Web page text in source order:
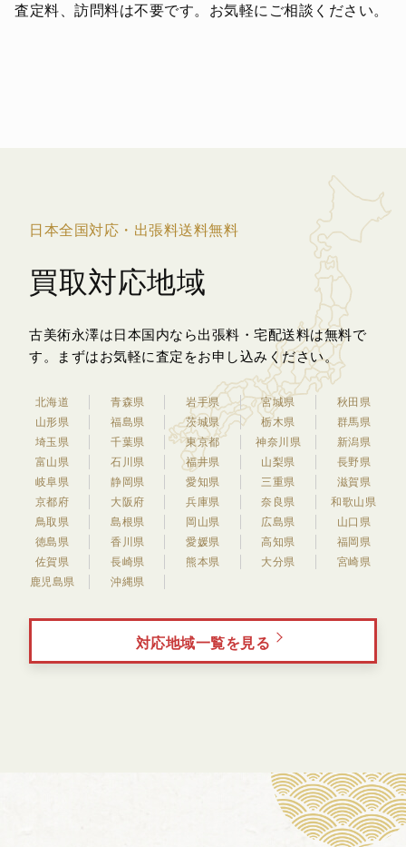
査定料、訪問料は不要です。お気軽にご相談ください。
日本全国対応・出張料送料無料
買取対応地域
古美術永澤は日本国内なら出張料・宅配送料は無料で
す。
まずはお気軽に査定をお申し込みください。
北海道 青森県 岩手県 宮城県
秋田県
山形県
福島県 茨城県 栃木県
群馬県
埼玉県
千葉県 東京都 神奈川県
新潟県
富山県
石川県 福井県 山梨県
長野県
岐阜県
静岡県 愛知県 三重県
滋賀県
京都府
大阪府 兵庫県 奈良県
和歌山県
鳥取県
島根県 岡山県 広島県
山口県
徳島県
香川県 愛媛県 高知県
福岡県
佐賀県
長崎県 熊本県 大分県
宮崎県
鹿児島県
沖縄県
対応地域一覧を見る